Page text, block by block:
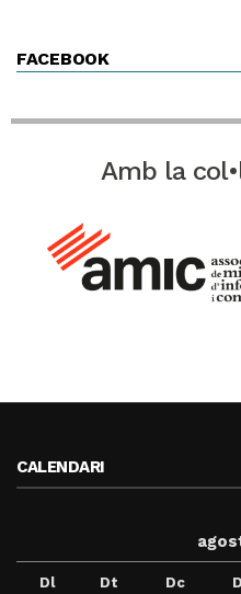
FACEBOOK
Amb la
CALENDARI
Dl Dt Dc